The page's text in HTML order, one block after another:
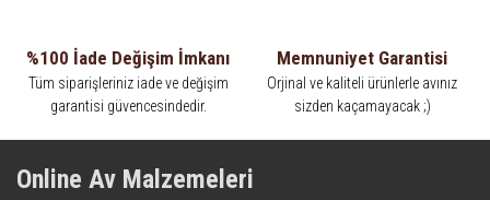
%100 İade Değişim İmkanı
Tüm siparişleriniz iade ve değişim
garantisi güvencesindedir.
Memnuniyet Garantisi
Orjinal ve kaliteli ürünlerle avınız
sizden kaçamayacak ;)
Online Av Malzemeleri